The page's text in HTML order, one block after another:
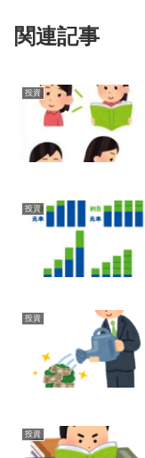
関連記事
投資
投資
投資
投資